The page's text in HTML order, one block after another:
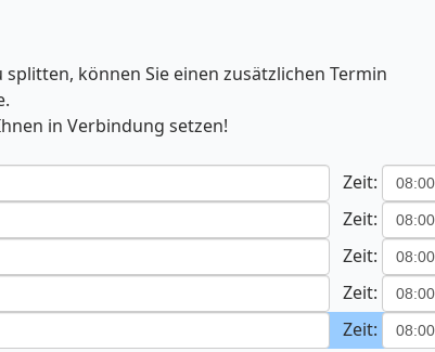
können Sie einen zusätzlichen Termin
in Verbindung setzen!
Zeit:
Zeit:
Zeit:
Zeit:
Zeit: